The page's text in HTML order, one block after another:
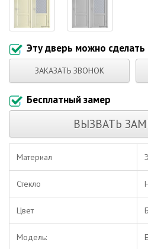
Эту дверь можно
ЗАКАЗАТЬ ЗВОНОК
Бесплатный замер
ВЫЗВАТЬ
Материал
Стекло
Цвет
Модель: